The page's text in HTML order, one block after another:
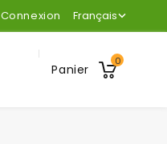
Français
Connexion
Panier
0